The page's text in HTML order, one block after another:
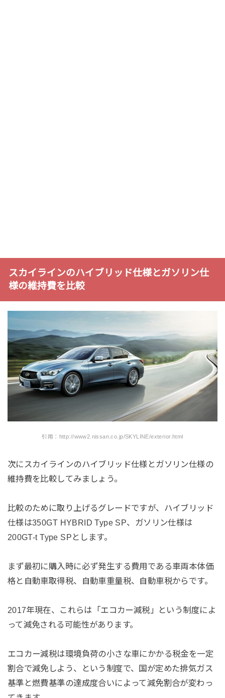
スカイラインのハイブリッド仕様とガソリン仕
様の維持費を比較
引用：http://www2.nissan.co.jp/SKYLINE/exterior.html
次にスカイラインのハイブリッド仕様とガソリン仕様の
維持費を比較してみましょう。
比較のために取り上げるグレードですが、ハイブリッド
仕様は350GT HYBRID Type SP、ガソリン仕様は
200GT-t Type SPとします。
まず最初に購入時に必ず発生する費用である車両本体価
格と自動車取得税、自動車重量税、自動車税からです。
2017年現在、これらは「エコカー減税」という制度によ
って減免される可能性があります。
エコカー減税は環境負荷の小さな車にかかる税金を一定
割合で減免しよう、という制度で、国が定めた排気ガス
基準と燃費基準の達成度合いによって減免割合が変わっ